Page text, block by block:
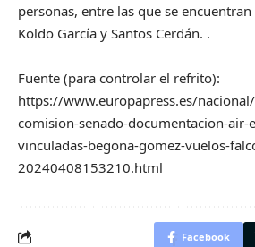
personas, entre las que se
Koldo García y Santos Cerdán. .
Fuente (para controlar el refrito):
https://www.europapress.es/
comision-senado-documentacion-air-
vinculadas-begona-gomez-vuelos-
20240408153210.html
Facebook